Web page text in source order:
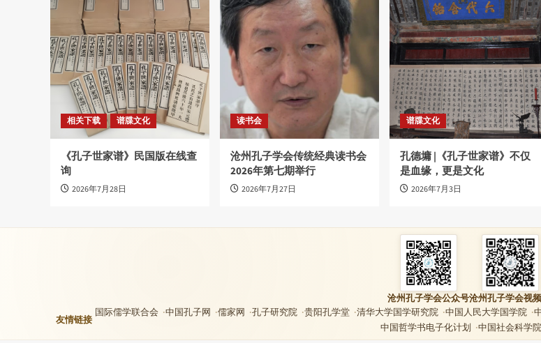
相关下载 谱牒文化
《孔子世家谱》民国版在线查
询
2026年7月28日
读书会
沧州孔子学会传统经典读书会
2026年第七期举行
2026年7月27日
谱牒文化
孔德墉 |《孔子世家谱》不仅
是血缘，更是文化
2026年7月3日
沧州孔子学会公众号沧州孔子学会视
友情链接
国际儒学联合会 中国孔子网 儒家网 孔子研究院 贵阳孔学堂 清华大学国学研究院 中国人民大学国学院
中国哲学书电子化计划
中国社会科学